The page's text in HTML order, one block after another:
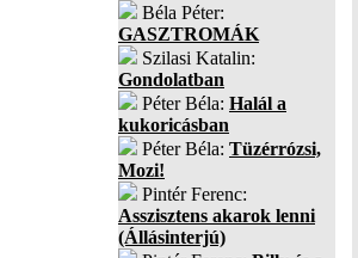
Béla Péter:
GASZTROMÁK
Szilasi Katalin:
Gondolatban
Péter Béla: Halál a
kukoricásban
Péter Béla: Tüzérrózsi,
Mozi!
Pintér Ferenc:
Asszisztens akarok lenni
(Állásinterjú)